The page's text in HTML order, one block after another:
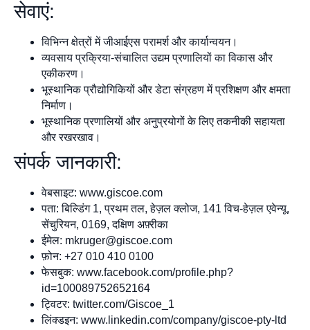
सेवाएं:
विभिन्न क्षेत्रों में जीआईएस परामर्श और कार्यान्वयन।
व्यवसाय प्रक्रिया-संचालित उद्यम प्रणालियों का विकास और
एकीकरण।
भूस्थानिक प्रौद्योगिकियों और डेटा संग्रहण में प्रशिक्षण और क्षमता
निर्माण।
भूस्थानिक प्रणालियों और अनुप्रयोगों के लिए तकनीकी सहायता
और रखरखाव।
संपर्क जानकारी:
वेबसाइट: www.giscoe.com
पता: बिल्डिंग 1, प्रथम तल, हेज़ल क्लोज, 141 विच-हेज़ल एवेन्यू,
सेंचुरियन, 0169, दक्षिण अफ़्रीका
ईमेल: mkruger@giscoe.com
फ़ोन: +27 010 410 0100
फेसबुक: www.facebook.com/profile.php?
id=100089752652164
ट्विटर: twitter.com/Giscoe_1
लिंक्डइन: www.linkedin.com/company/giscoe-pty-ltd